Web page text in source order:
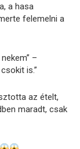
a hasa
felemelni a
–
is.”
az ételt,
maradt, csak